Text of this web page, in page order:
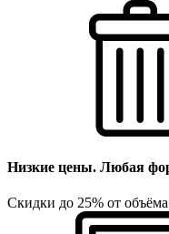
Низкие цены. Любая
Скидки до 25% от